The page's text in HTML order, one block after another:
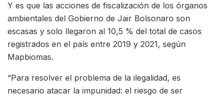
Y es que las acciones de fiscalización de los órganos
ambientales del Gobierno de Jair Bolsonaro son
escasas y solo llegaron al 10,5 % del total de casos
registrados en el país entre 2019 y 2021, según
Mapbiomas.
“Para resolver el problema de la ilegalidad, es
necesario atacar la impunidad: el riesgo de ser